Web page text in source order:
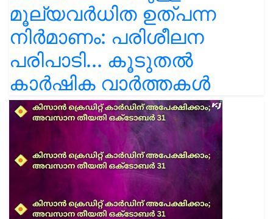
മൂല്യവർധിത ഉത്പന്ന
നിർമാണം: പരിശീലന
പരിപാടി... കൂടുതൽ
കാർഷിക വാർത്തകൾ